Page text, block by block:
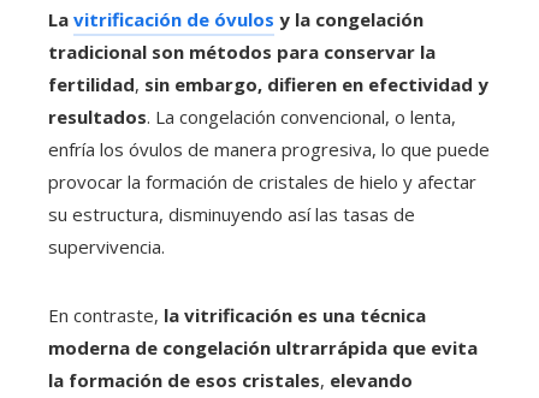
La vitrificación de óvulos y la congelación
tradicional son métodos para conservar la
fertilidad, sin embargo, difieren en efectividad y
resultados. La congelación convencional, o lenta,
enfría los óvulos de manera progresiva, lo que puede
provocar la formación de cristales de hielo y afectar
su estructura, disminuyendo así las tasas de
supervivencia.
En contraste, la vitrificación es una técnica
moderna de congelación ultrarrápida que evita
la formación de esos cristales, elevando